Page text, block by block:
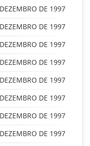
DE 1997
DE 1997
DE 1997
DE 1997
DE 1997
DE 1997
DE 1997
DE 1997